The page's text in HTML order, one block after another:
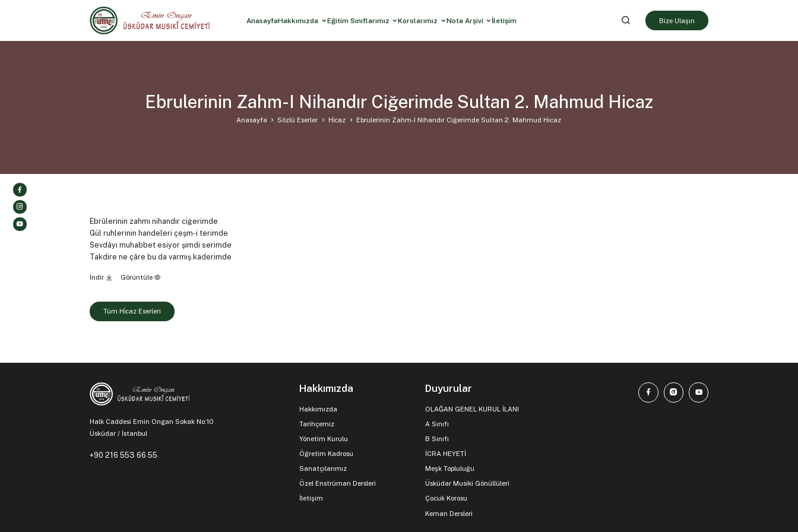
AnasayfaHakkımızda Eğitim Sınıflarımız Korolarımız Nota Arşivi İletişim Bize Ulaşın
Ebrulerinin Zahm-I Nihandır Ciğerimde Sultan 2. Mahmud Hicaz
Anasayfa Sözlü Eserler Hi̇caz Ebrulerinin Zahm-I Nihandır Ciğerimde Sultan 2. Mahmud Hicaz
Ebrûlerinin zahmı nihandır ciğerimde
Gül ruhlerinin handeleri çeşm-i terimde
Sevdâyı muhabbet esiyor şimdi serimde
Takdire ne çâre bu da varmış kaderimde
İndir Görüntüle
Tüm Hi̇caz Eserleri
Halk Caddesi Emin Ongan Sokak No:10
Üsküdar / İstanbul
+90 216 553 66 55
Hakkımızda
Hakkımızda
Tarihçemiz
Yönetim Kurulu
Öğretim Kadrosu
Sanatçılarımız
Özel Enstrüman Dersleri
İletişim
Duyurular
OLAĞAN GENEL KURUL İLANI
A Sınıfı
B Sınıfı
İCRA HEYETİ
Meşk Topluluğu
Üsküdar Musiki Gönüllüleri
Çocuk Korosu
Keman Dersleri